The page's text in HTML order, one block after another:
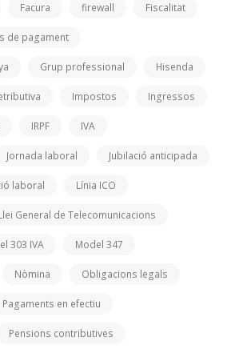
Facura firewall Fiscalitat
de pagament
Grup professional Hisenda
Impostos Ingressos
IRPF IVA
Jornada laboral Jubilació anticipada
laboral Línia ICO
General de Telecomunicacions
303 IVA Model 347
Nòmina Obligacions legals
Pagaments en efectiu
Pensions contributives